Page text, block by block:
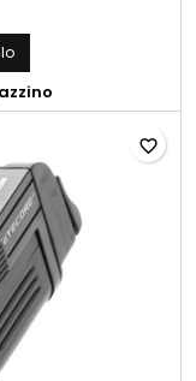
favorite_border